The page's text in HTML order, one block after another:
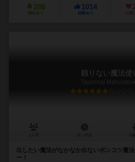
288
興味あり
1014
経験あり お気
頼りない魔法使
Tayorinai
出したい魔法がなかなか出ないポンコツ魔
ー！